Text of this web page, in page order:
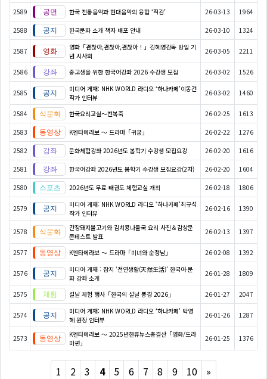
2589 한국 전통음악과 현대음악의 융합 ‘적감’ 26-03-13 1964
2588 한국문화 소개 책자 배포 안내 26-03-10 1324
2587
영화「괜찮아,괜찮아,괜찮아！」김혜영감독 방일 기
념 시사회
26-03-05 2211
2586 중고생을 위한 한국어강좌 2026 수강생 모집 26-03-02 1526
2585
미디어 게재: NHK WORLD 라디오 ‘하나카페’이동건
작가 인터뷰
26-03-02 1460
2584 한국요리교실〜전복죽 26-02-25 1613
2583 K엔타메라보 ～ 드라마「귀궁」 26-02-22 1276
2582 문화체험강좌 2026년도 봄학기 수강생 모집요강 26-02-20 1616
2581 한국어강좌 2026년도 봄학기 수강생 모집요강(2차) 26-02-20 1604
2580 2026년도 무료 태권도 체험교실 개최 26-02-18 1806
2579
미디어 게재: NHK WORLD 라디오 ‘하나카페’최규석
작가 인터뷰
26-02-16 1390
2578
간장돼지불고기와 김치콩나물국 요리 사진＆감상문
콘테스트 발표
26-02-13 1397
2577 K엔타메라보 ～ 드라마「미녀와 순정남」 26-02-08 1392
2576
미디어 게재 : 잡지 ‘천연생활(天然生活)’ 한국어·문
화 강좌 소개
26-01-28 1809
2575 설날 체험 행사「한국의 설날 풍경 2026」 26-01-27 2047
2574
미디어 게재: NHK WORLD 라디오 ‘하나카페’ 박영
혜 원장 인터뷰
26-01-26 1287
2573
K엔타메라보 ～ 2025년한류뉴스총결산「영화/드라
마편」
26-01-25 1376
1 2 3 4 5 6 7 8 9 10 »